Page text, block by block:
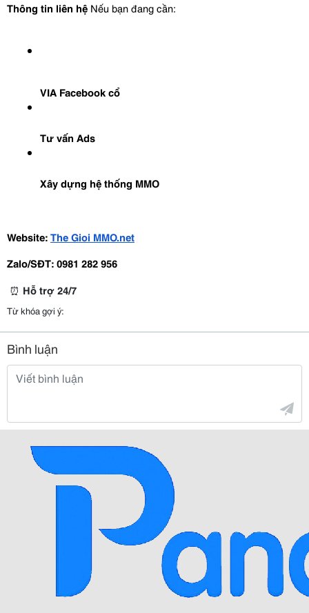
Thông tin liên hệ Nếu bạn đang cần:
VIA Facebook cổ
Tư vấn Ads
Xây dựng hệ thống MMO
Website:The Gioi MMO.net
Zalo/SĐT:0981 282 956
⏰ Hỗ trợ 24/7
Từ khóa gợi ý:
Bình luận